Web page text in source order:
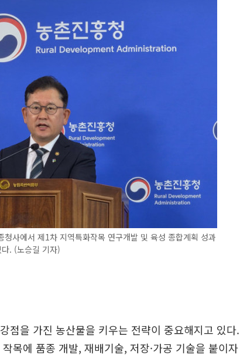
사에서 제1차 지역특화작목 연구개발 및 육성 종합계획 성과
. (노승길 기자)
점을 가진 농산물을 키우는 전략이 중요해지고 있다.
목에 품종 개발, 재배기술, 저장·가공 기술을 붙이자